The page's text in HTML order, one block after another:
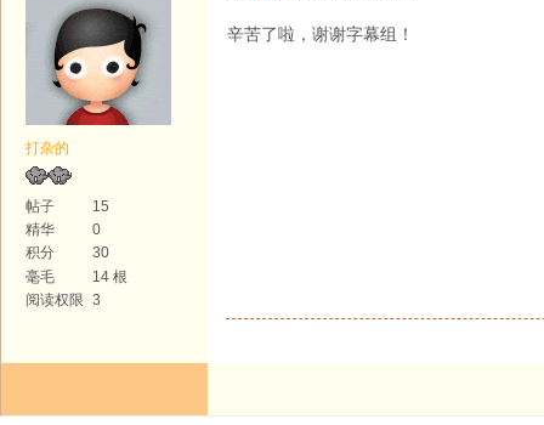
打杂的
帖子
15
精华
0
积分
30
毫毛
14 根
阅读权限 3
辛苦了啦，谢谢字幕组！